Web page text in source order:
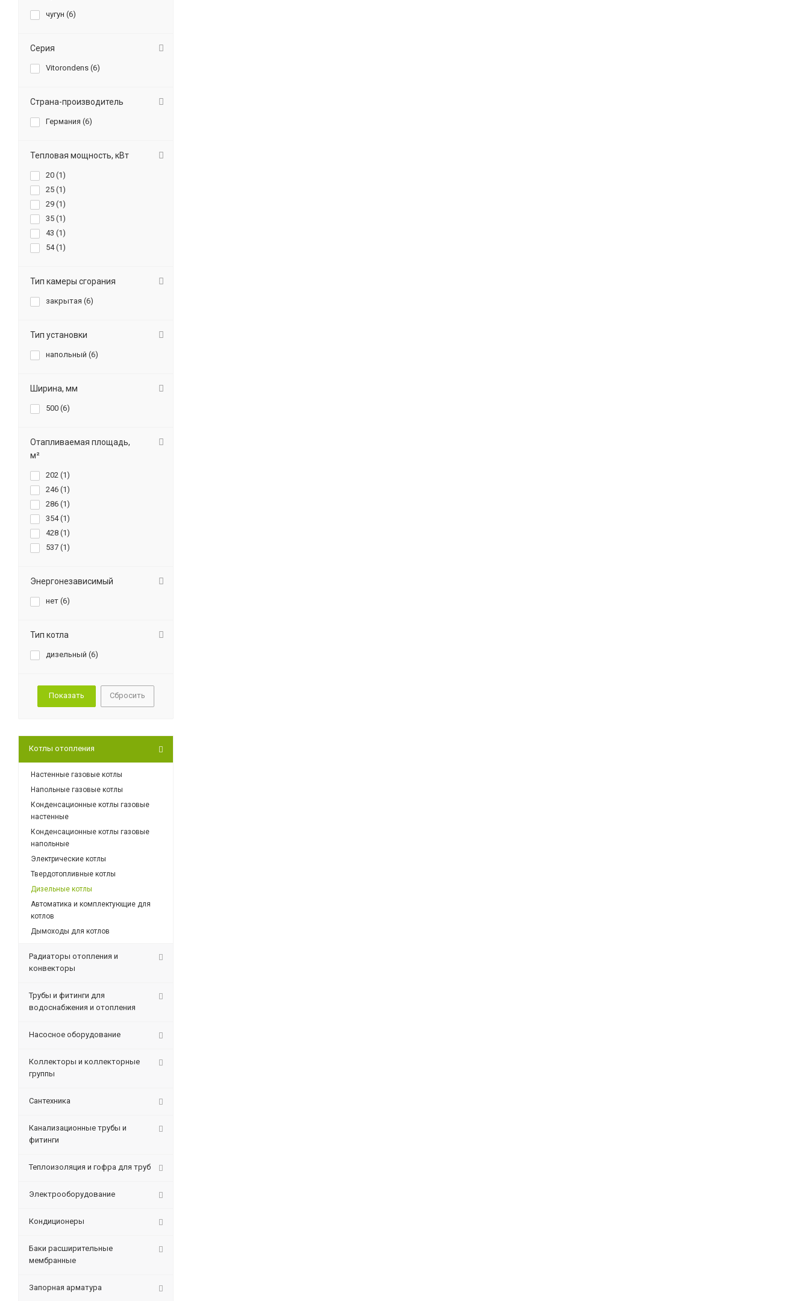
чугун (6)
Серия
Vitorondens (6)
Страна-производитель
Германия (6)
Тепловая мощность, кВт
20 (1)
25 (1)
29 (1)
35 (1)
43 (1)
54 (1)
Тип камеры сгорания
закрытая (6)
Тип установки
напольный (6)
Ширина, мм
500 (6)
Отапливаемая площадь,
м²
202 (1)
246 (1)
286 (1)
354 (1)
428 (1)
537 (1)
Энергонезависимый
нет (6)
Тип котла
дизельный (6)
Сбросить
Котлы отопления
Настенные газовые котлы
Напольные газовые котлы
Конденсационные котлы газовые
настенные
Конденсационные котлы газовые
напольные
Электрические котлы
Твердотопливные котлы
Дизельные котлы
Автоматика и комплектующие для
котлов
Дымоходы для котлов
Радиаторы отопления и
конвекторы
Трубы и фитинги для
водоснабжения и отопления
Насосное оборудование
Коллекторы и коллекторные
группы
Сантехника
Канализационные трубы и
фитинги
Теплоизоляция и гофра для труб
Электрооборудование
Кондиционеры
Баки расширительные
мембранные
Запорная арматура